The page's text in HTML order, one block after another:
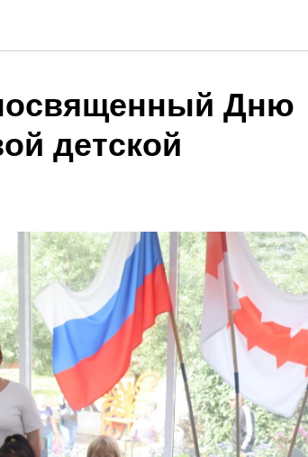
Дню
детской